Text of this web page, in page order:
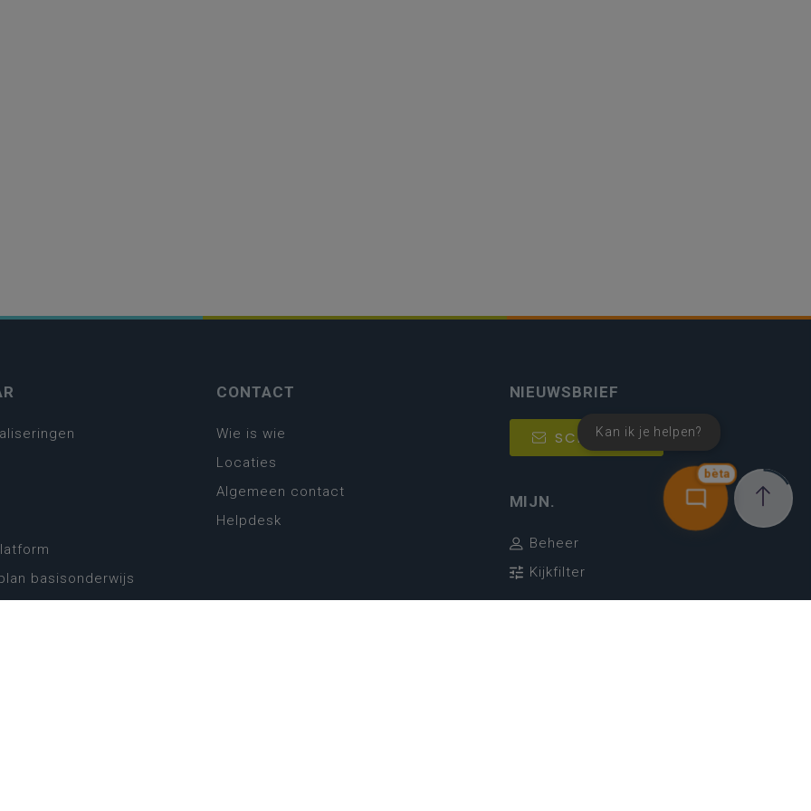
bèta
Kan ik je helpen?
basisonderwijs
CONTACT
Wie is wie
Locaties
Algemeen contact
Helpdesk
NIEUWSBRIEF
SCHRIJF IN
MIJN.
Beheer
Kijkfilter